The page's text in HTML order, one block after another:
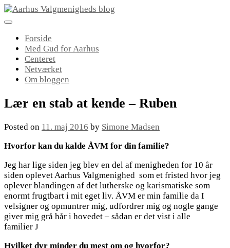
Skip
to
Forside
Med Gud for Aarhus
Centeret
Netværket
Om bloggen
Lær en stab at kende – Ruben
Posted on 11. maj 2016 by Simone Madsen
Hvorfor kan du kalde ÅVM for din familie?
Jeg har lige siden jeg blev en del af menigheden for 10 år
siden oplevet Aarhus Valgmenighed som et fristed hvor jeg
oplever blandingen af det lutherske og karismatiske som
enormt frugtbart i mit eget liv. ÅVM er min familie da I
velsigner og opmuntrer mig, udfordrer mig og nogle gange
giver mig grå hår i hovedet – sådan er det vist i alle
familier J
Hvilket dyr minder du mest om og hvorfor?